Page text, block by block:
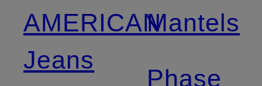
AMERICAN
Jeans
Mantels
Phase